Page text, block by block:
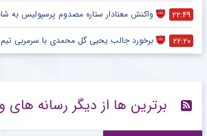
۲۲:۴۹ واکنش معنادار ستاره مصدوم پرسپولیس به
۲۲:۲۰ برخورد جالب یحیی گل محمدی با سرمربی تیم ملی
برترین ها از دیگر رسانه های